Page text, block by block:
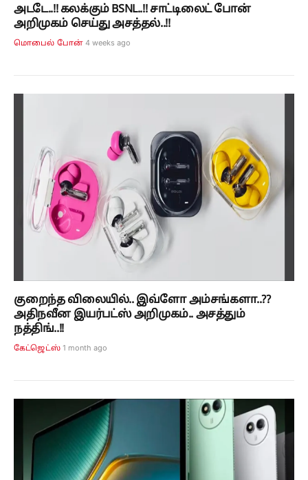
அடடே..!! கலக்கும் BSNL..!! சாட்டிலைட் போன்
அறிமுகம் செய்து அசத்தல்..!!
மொபைல் போன் 4 weeks ago
குறைந்த விலையில்.. இவ்ளோ அம்சங்களா..??
அதிநவீன இயர்பட்ஸ் அறிமுகம்.. அசத்தும்
நத்திங்..!!
கேட்ஜெட்ஸ் 1 month ago